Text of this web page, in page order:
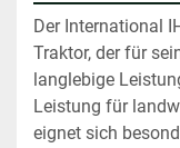
Der International
Traktor, der für
langlebige
Leistung für
eignet sich